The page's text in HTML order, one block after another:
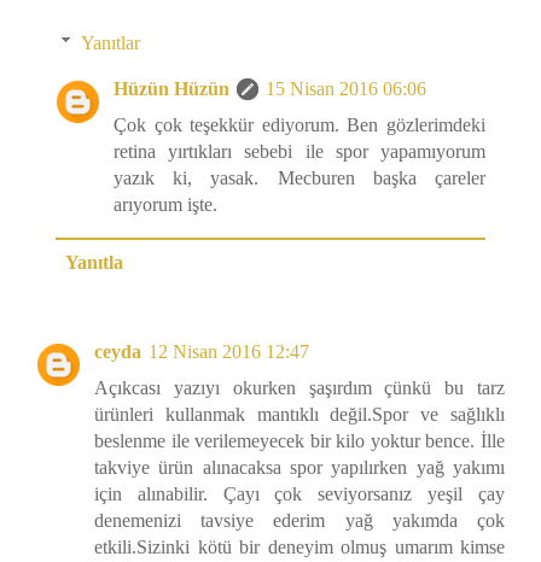
Yanıtlar
Hüzün Hüzün
15 Nisan 2016 06:06
Çok çok teşekkür ediyorum. Ben gözlerimdeki
retina yırtıkları sebebi ile spor yapamıyorum
yazık ki, yasak. Mecburen başka çareler
arıyorum işte.
Yanıtla
ceyda 12 Nisan 2016 12:47
Açıkcası yazıyı okurken şaşırdım çünkü bu tarz
ürünleri kullanmak mantıklı değil.Spor ve sağlıklı
beslenme ile verilemeyecek bir kilo yoktur bence. İlle
takviye ürün alınacaksa spor yapılırken yağ yakımı
için alınabilir. Çayı çok seviyorsanız yeşil çay
denemenizi tavsiye ederim yağ yakımda çok
etkili.Sizinki kötü bir deneyim olmuş umarım kimse